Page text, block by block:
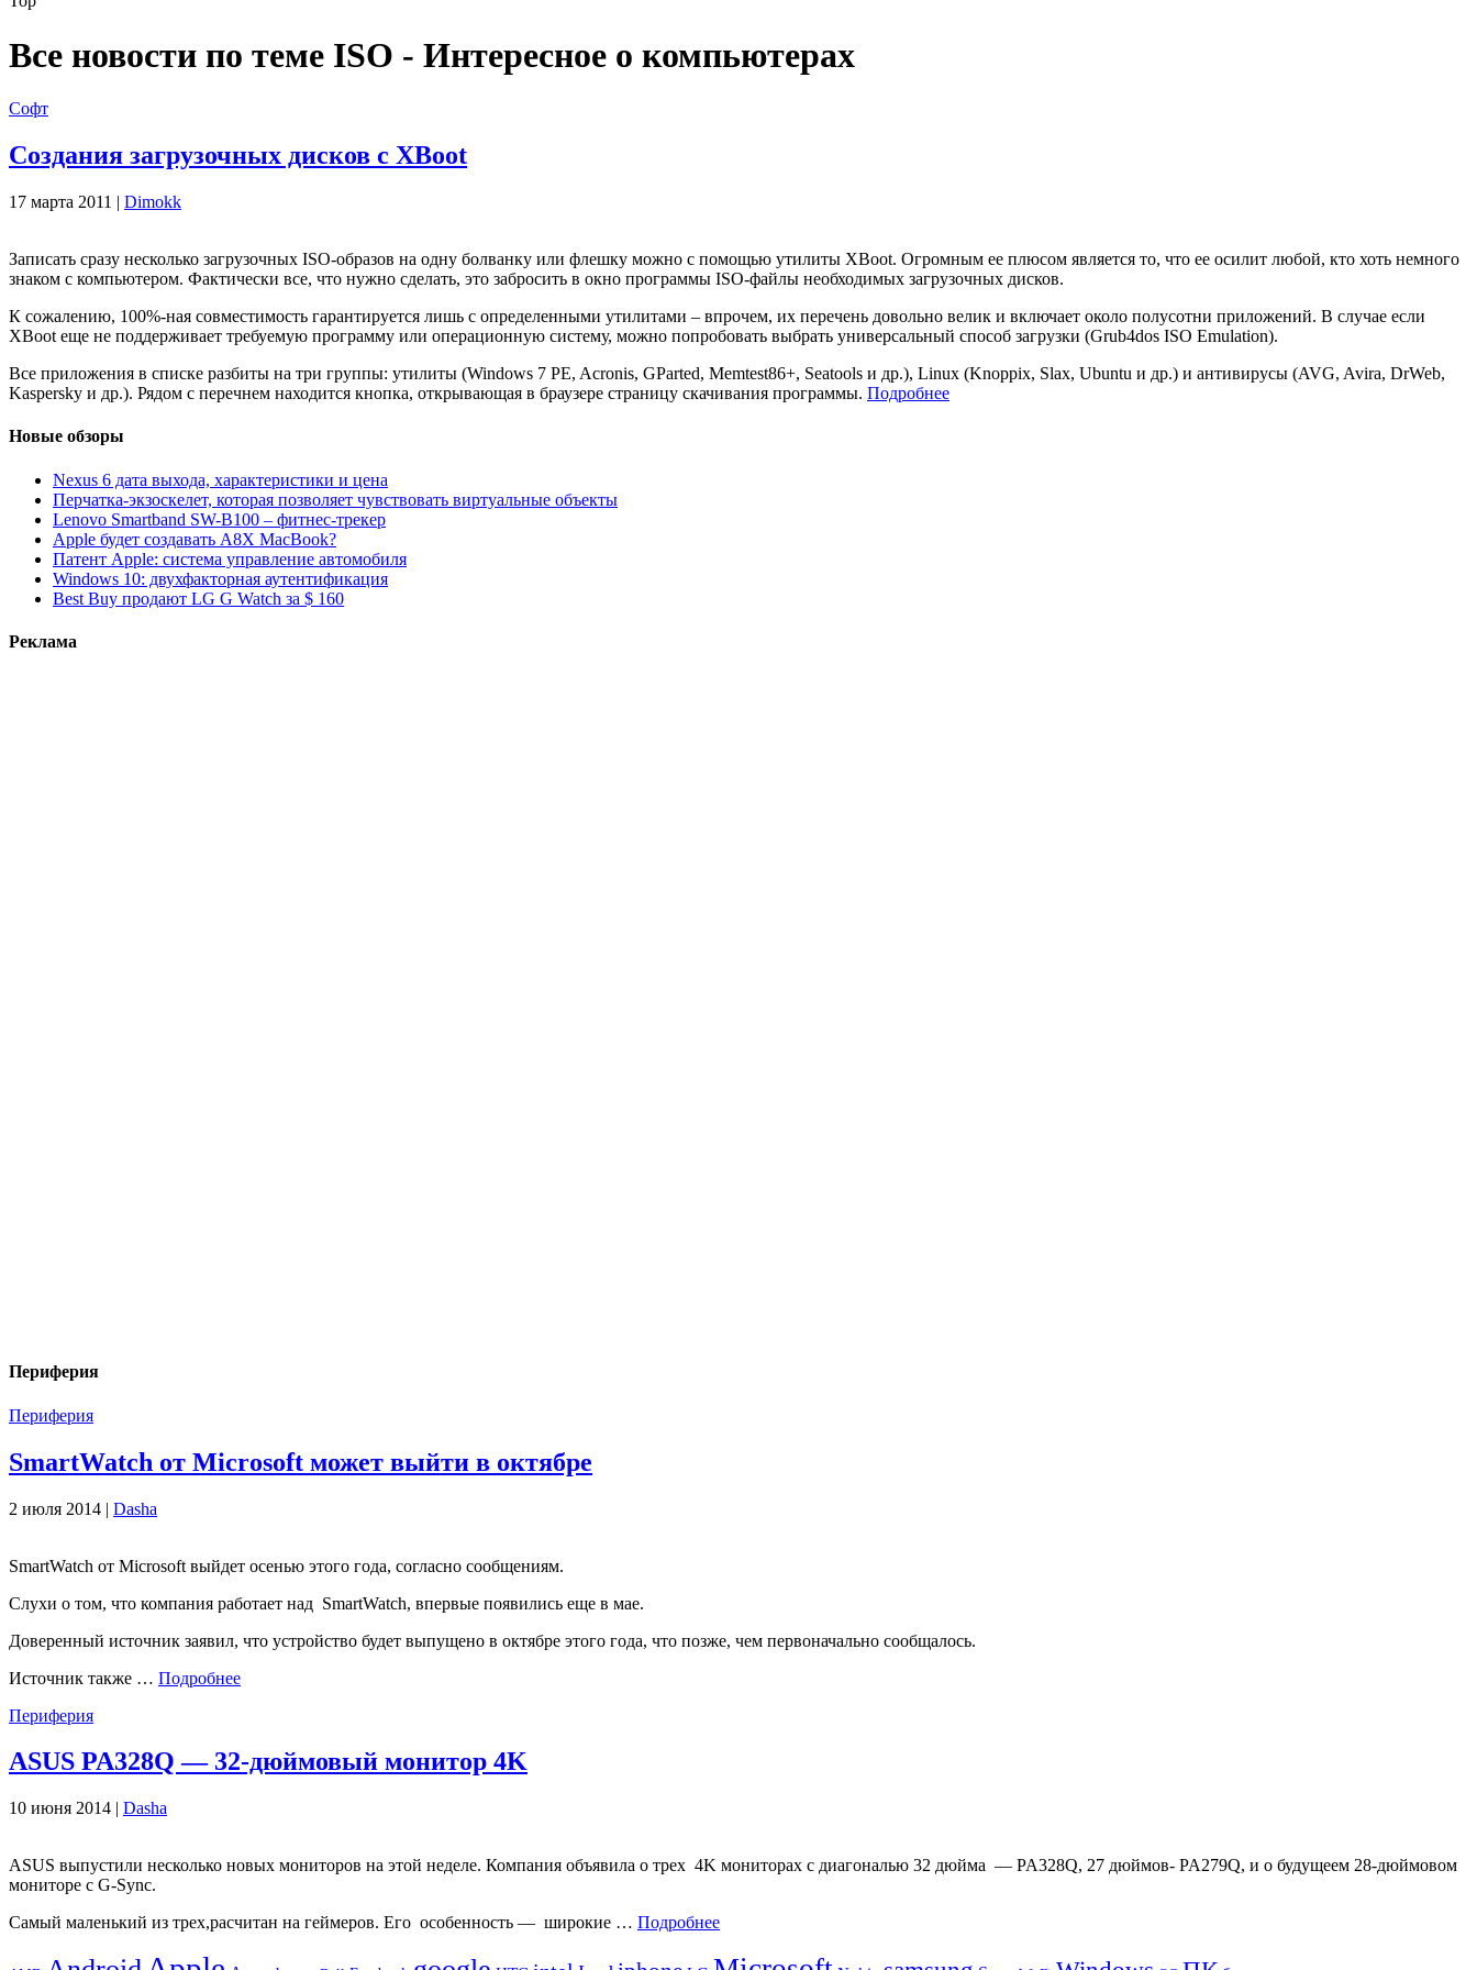
Все новости по теме ISO - Интересное о компьютерах
Софт
Cоздания загрузочных дисков с XBoot
17 марта 2011 | Dimokk
Записать сразу несколько загрузочных ISO-образов на одну болванку или флешку можно с помощью утилиты XBoot. Огром­ным ее плюсом является то, что ее осилит любой, кто хоть немного
знаком с компьютером. Фактически все, что нужно сделать, это забросить в окно программы ISO-файлы необходимых загру­зочных дисков.
К сожалению, 100%-ная совместимость гаран­тируется лишь с определенными утилитами – впрочем, их перечень довольно велик и включает около полусотни приложений. В случае если
XBoot еще не поддерживает требуемую программу или операционную систему, можно попробовать вы­брать универсальный способ загрузки (Grub4dos ISO Emulation).
Все приложения в списке разбиты на три груп­пы: утилиты (Windows 7 PE, Acronis, GParted, Memtest86+, Seatools и др.), Linux (Knoppix, Slax, Ubuntu и др.) и антивирусы (AVG, Avira, DrWeb,
Kaspersky и др.). Рядом с перечнем находится кнопка, открывающая в браузере страницу скачи­вания программы. Подробнее
Новые обзоры
Nexus 6 дата выхода, характеристики и цена
Перчатка-экзоскелет, которая позволяет чувствовать виртуальные объекты
Lenovo Smartband SW-B100 – фитнес-трекер
Apple будет создавать A8X MacBook?
Патент Apple: система управление автомобиля
Windows 10: двухфакторная аутентификация
Best Buy продают LG G Watch за $ 160
Реклама
Периферия
Периферия
SmartWatch от Microsoft может выйти в октябре
2 июля 2014 | Dasha
SmartWatch от Microsoft выйдет осенью этого года, согласно сообщениям.
Слухи о том, что компания работает над SmartWatch, впервые появились еще в мае.
Доверенный источник заявил, что устройство будет выпущено в октябре этого года, что позже, чем первоначально сообщалось.
Источник также … Подробнее
Периферия
ASUS PA328Q — 32-дюймовый монитор 4K
10 июня 2014 | Dasha
ASUS выпустили несколько новых мониторов на этой неделе. Компания объявила о трех 4K мониторах с диагональю 32 дюйма — PA328Q, 27 дюймов- PA279Q, и о будущеем 28-дюймовом
мониторе с G-Sync.
Самый маленький из трех,расчитан ​​на геймеров. Его особенность — широкие … Подробнее